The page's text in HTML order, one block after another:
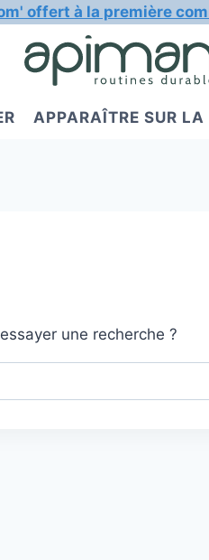
offert à la première
APPARAÎTRE SUR LA
une recherche ?